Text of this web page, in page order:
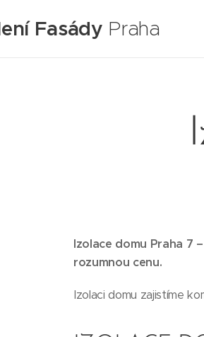
Fasády Praha
Izolace domu Praha 7
rozumnou cenu.
Izolaci domu zajistíme